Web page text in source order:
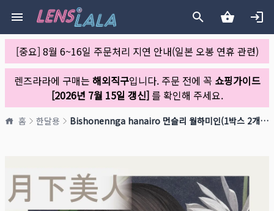
[중요] 8월 6~16일 주문처리 지연 안내(일본 오봉 연휴 관련)
렌즈라라에 구매는 해외직구입니다. 주문 전에 꼭 쇼핑가이드
[2026년 7월 15일 갱신]를 확인해 주세요.
홈 한달용 Bishonennga hanairo 먼슬리 월하미인(1박스 2개들이)